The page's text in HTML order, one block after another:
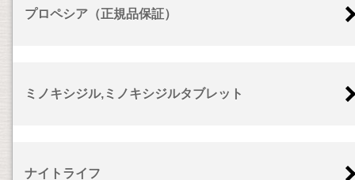
プロペシア（正規品保証）
ミノキシジル,ミノキシジルタブレット
ナイトライフ